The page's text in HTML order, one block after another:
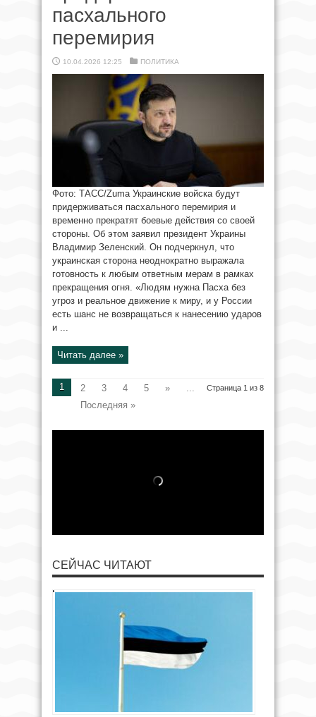
пасхального
перемирия
10.04.2026 12:25 ПОЛИТИКА
Фото: ТАСС/Zuma Украинские войска будут
придерживаться пасхального перемирия и
временно прекратят боевые действия со своей
стороны. Об этом заявил президент Украины
Владимир Зеленский. Он подчеркнул, что
украинская сторона неоднократно выражала
готовность к любым ответным мерам в рамках
прекращения огня. «Людям нужна Пасха без
угроз и реальное движение к миру, и у России
есть шанс не возвращаться к нанесению ударов
и ...
Читать далее »
Страница 1 из 8
1 2 3 4 5 »
...
Последняя »
СЕЙЧАС ЧИТАЮТ